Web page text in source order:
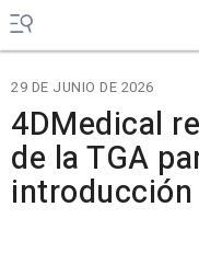
29 DE JUNIO DE 2026
4DMedical
de la TGA